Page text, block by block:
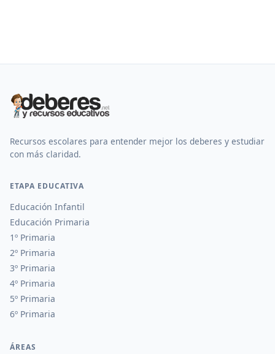
Recursos escolares para entender mejor los deberes y estudiar
con más claridad.
ETAPA EDUCATIVA
Educación Infantil
Educación Primaria
1º Primaria
2º Primaria
3º Primaria
4º Primaria
5º Primaria
6º Primaria
ÁREAS